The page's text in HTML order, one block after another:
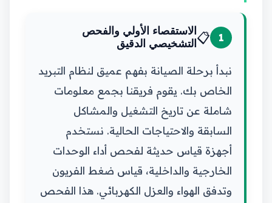
1
📋 الاستقصاء الأولي والفحص
التشخيصي الدقيق
نبدأ برحلة الصيانة بفهم عميق لنظام التبريد
الخاص بك. يقوم فريقنا بجمع معلومات
شاملة عن تاريخ التشغيل والمشاكل
السابقة والاحتياجات الحالية. نستخدم
أجهزة قياس حديثة لفحص أداء الوحدات
الخارجية والداخلية، قياس ضغط الفريون
وتدفق الهواء والعزل الكهربائي. هذا الفحص